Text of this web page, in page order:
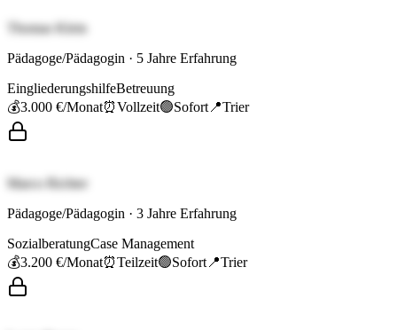
Thomas Klein
Pädagoge/Pädagogin · 5 Jahre Erfahrung
EingliederungshilfeBetreuung
💰3.000 €/Monat⏰Vollzeit🟢Sofort 📍Trier
Marco Richter
Pädagoge/Pädagogin · 3 Jahre Erfahrung
SozialberatungCase Management
💰3.200 €/Monat⏰Teilzeit🟢Sofort 📍Trier